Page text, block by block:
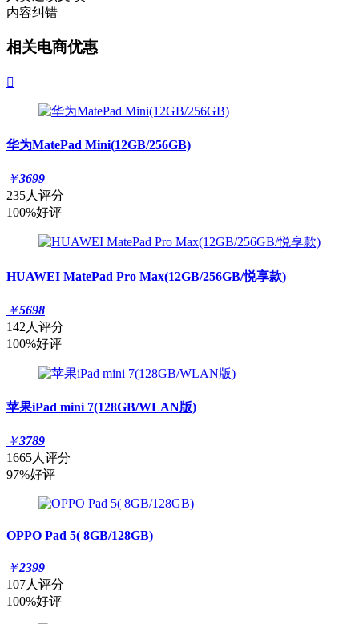
内容纠错
相关电商优惠

华为MatePad Mini(12GB/256GB)
￥3699
235人评分
100%好评
HUAWEI MatePad Pro Max(12GB/256GB/悦享款)
￥5698
142人评分
100%好评
苹果iPad mini 7(128GB/WLAN版)
￥3789
1665人评分
97%好评
OPPO Pad 5( 8GB/128GB)
￥2399
107人评分
100%好评